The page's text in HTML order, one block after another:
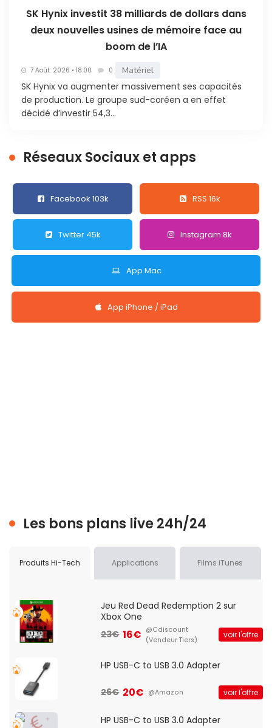
SK Hynix investit 38 milliards de dollars dans
deux nouvelles usines de mémoire face au
boom de l’IA
7 Août. 2026 • 18:00 0 Matériel
SK Hynix va augmenter massivement ses capacités
de production. Le groupe sud-coréen a en effet
décidé d’investir 54,3...
Réseaux Sociaux et apps
Facebook 103k RSS 16k
Twitter 45k Instagram 8k
App Mac
App iPhone / iPad
Les bons plans live 24h/24
Produits Hi-Tech Applications Films iTunes
Jeu Red Dead Redemption 2 sur
Xbox One
23€ 16€ @Cdiscount
(Vendeur Tiers)
voir l'offre
HP USB-C to USB 3.0 Adapter
26€ 20€ @Amazon voir l'offre
HP USB-C to USB 3.0 Adapter